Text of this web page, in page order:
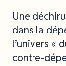
Une
dans la
l’univers «
contre-